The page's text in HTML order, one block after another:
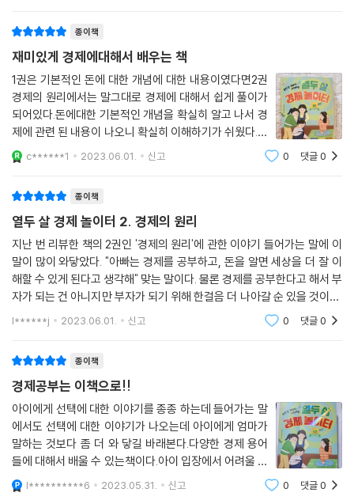
종이책
재미있게 경제에대해서 배우는 책
1권은 기본적인 돈에 대한 개념에 대한 내용이였다면2권
경제의 원리에서는 말그대로 경제에 대해서 쉽게 풀이가
되어있다.돈에대한 기본적인 개념을 확실히 알고 나서 경
제에 관련 된 내용이 나오니 확실히 이해하기가 쉬웠다.그
냥 경제라 생각하면 어려운데아빠가 쉽게 풀이하며 아이
에게 설명해 주는 방식이다 보니더 이해하기 쉬웠다.아이
c******1 2023.06.01. 신고 0 댓글0
종이책
열두 살 경제 놀이터 2. 경제의 원리
지난 번 리뷰한 책의 2권인 '경제의 원리'에 관한 이야기 들어가는 말에 이
말이 많이 와닿았다. "아빠는 경제를 공부하고, 돈을 알면 세상을 더 잘 이
해할 수 있게 된다고 생각해" 맞는 말이다. 물론 경제를 공부한다고 해서 부
자가 되는 건 아니지만 부자가 되기 위해 한걸음 더 나아갈 순 있을 것이다.
그러곤 아빠는 이런 말은 해준다 경제를 배우면 꼭 이것만큼은 잘했으면
l******j 2023.06.01. 신고 0 댓글0
종이책
경제공부는 이책으로!!
아이에게 선택에 대한 이야기를 종종 하는데 들어가는 말
에서도 선택에 대한 이야기가 나오는데 아이에게 엄마가
말하는 것보다 좀 더 와 닿길 바래본다.다양한 경제 용어
들에 대해서 배울 수 있는책이다.아이 입장에서 어려울 수
있는 만들이지만 하윤이와 작가님의 예시들과 이야기들
로 조금은 덜 어렵게 배울 수 있었다.그래도 준희가 끝까
l**********6 2023.05.31. 신고 0 댓글0